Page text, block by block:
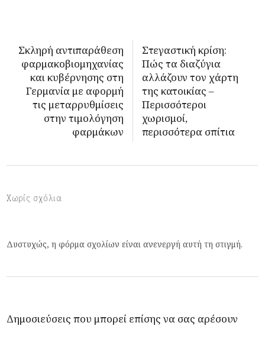
Σκληρή αντιπαράθεση
φαρμακοβιομηχανίας
και κυβέρνησης στη
Γερμανία με αφορμή
τις μεταρρυθμίσεις
στην τιμολόγηση
φαρμάκων
Στεγαστική κρίση:
Πώς τα διαζύγια
αλλάζουν τον χάρτη
της κατοικίας –
Περισσότεροι
χωρισμοί,
περισσότερα σπίτια
Χωρίς σχόλια
Δυστυχώς, η φόρμα σχολίων είναι ανενεργή αυτή τη στιγμή.
Δημοσιεύσεις που μπορεί επίσης να σας αρέσουν